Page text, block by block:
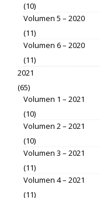
(10)
Volumen 5 – 2020
(11)
Volumen 6 – 2020
(11)
2021
(65)
Volumen 1 – 2021
(10)
Volumen 2 – 2021
(10)
Volumen 3 – 2021
(11)
Volumen 4 – 2021
(11)